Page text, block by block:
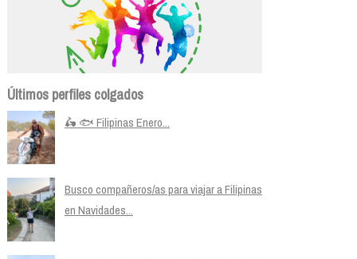
Últimos perfiles colgados
🛵 🐟 Filipinas Enero...
Busco compañeros/as para viajar a Filipinas
en Navidades...